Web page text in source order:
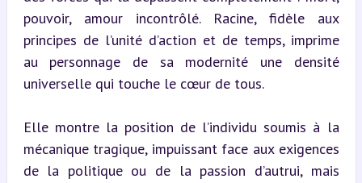
pouvoir, amour incontrôlé. Racine, fidèle aux
principes de l’unité d’action et de temps, imprime
au personnage de sa modernité une densité
universelle qui touche le cœur de tous.
Elle montre la position de l’individu soumis à la
mécanique tragique, impuissant face aux exigences
de la politique ou de la passion d’autrui, mais